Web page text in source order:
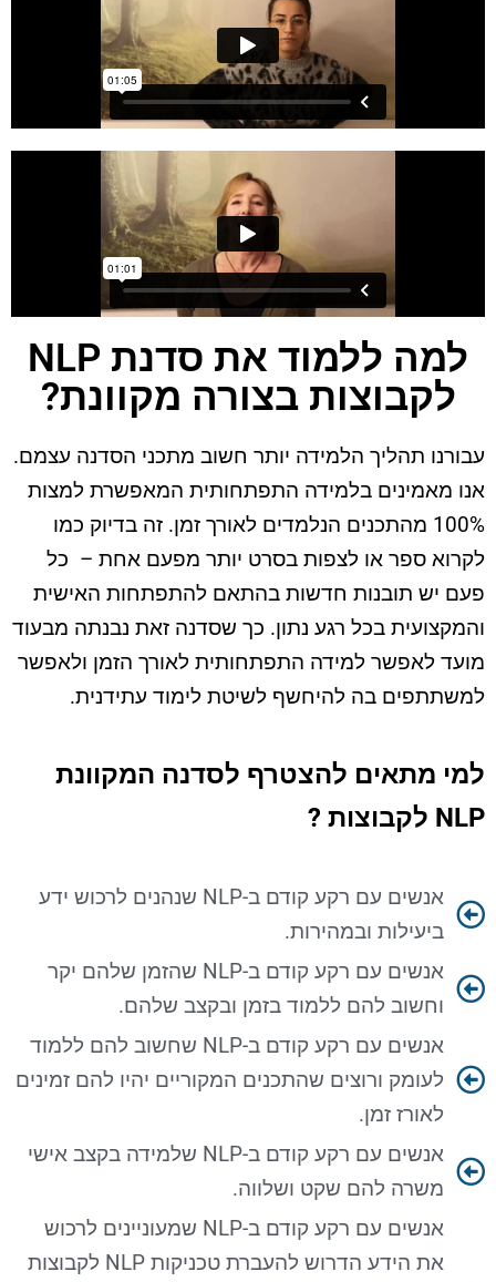
למה ללמוד את סדנת NLP
לקבוצות בצורה מקוונת?
עבורנו תהליך הלמידה יותר חשוב מתכני הסדנה עצמם.
אנו מאמינים בלמידה התפתחותית המאפשרת למצות
100% מהתכנים הנלמדים לאורך זמן. זה בדיוק כמו
לקרוא ספר או לצפות בסרט יותר מפעם אחת – כל
פעם יש תובנות חדשות בהתאם להתפתחות האישית
והמקצועית בכל רגע נתון. כך שסדנה זאת נבנתה מבעוד
מועד לאפשר למידה התפתחותית לאורך הזמן ולאפשר
למשתתפים בה להיחשף לשיטת לימוד עתידנית.
למי מתאים להצטרף לסדנה המקוונת
NLP לקבוצות ?
אנשים עם רקע קודם ב-NLP שנהנים לרכוש ידע
ביעילות ובמהירות.
אנשים עם רקע קודם ב-NLP שהזמן שלהם יקר
וחשוב להם ללמוד בזמן ובקצב שלהם.
אנשים עם רקע קודם ב-NLP שחשוב להם ללמוד
לעומק ורוצים שהתכנים המקוריים יהיו להם זמינים
לאורז זמן.
אנשים עם רקע קודם ב-NLP שלמידה בקצב אישי
משרה להם שקט ושלווה.
אנשים עם רקע קודם ב-NLP שמעוניינים לרכוש
את הידע הדרוש להעברת טכניקות NLP לקבוצות